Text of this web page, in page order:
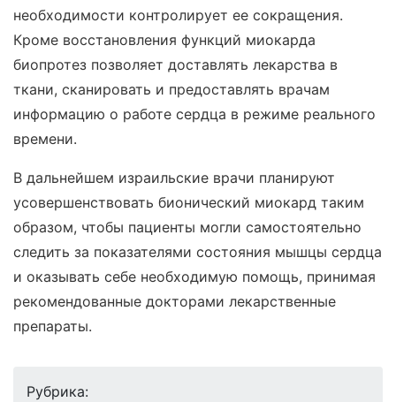
необходимости контролирует ее сокращения.
Кроме восстановления функций миокарда
биопротез позволяет доставлять лекарства в
ткани, сканировать и предоставлять врачам
информацию о работе сердца в режиме реального
времени.
В дальнейшем израильские врачи планируют
усовершенствовать бионический миокард таким
образом, чтобы пациенты могли самостоятельно
следить за показателями состояния мышцы сердца
и оказывать себе необходимую помощь, принимая
рекомендованные докторами лекарственные
препараты.
Рубрика: